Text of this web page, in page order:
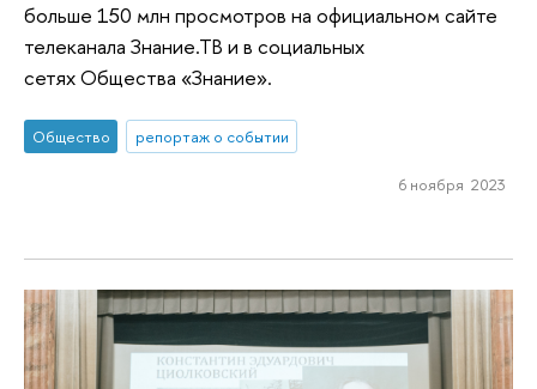
больше 150 млн просмотров на официальном сайте
телеканала Знание.ТВ и в социальных
сетях Общества «Знание».
Общество репортаж о событии
6 ноября 2023